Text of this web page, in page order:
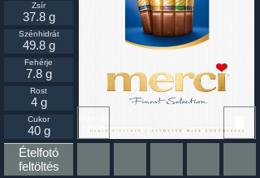
Zsír
37.8 g
Szénhidrát
49.8 g
Fehérje
7.8 g
Rost
4 g
Cukor
40 g
Ételfotó
feltöltés